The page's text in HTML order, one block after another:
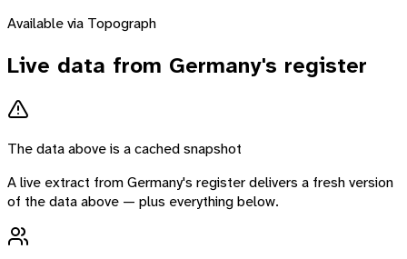
Available via Topograph
Live data from Germany's register
The data above is a cached snapshot
A live extract fromGermany's register delivers a fresh version
of the data above — plus everything below.